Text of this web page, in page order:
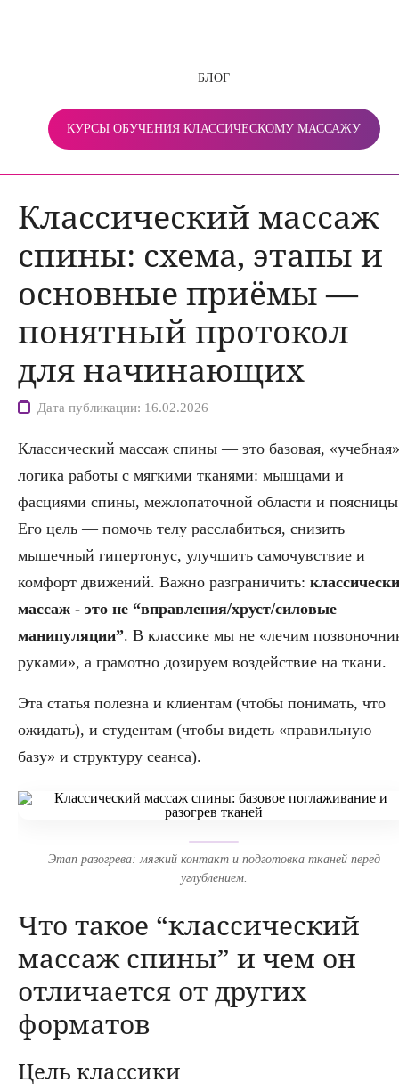
БЛОГ
КУРСЫ ОБУЧЕНИЯ КЛАССИЧЕСКОМУ МАССАЖУ
Классический массаж
спины: схема, этапы и
основные приёмы —
понятный протокол
для начинающих
Дата публикации: 16.02.2026
Классический массаж спины — это базовая, «учебная»
логика работы с мягкими тканями: мышцами и
фасциями спины, межлопаточной области и
Его цель — помочь телу расслабиться, снизить
мышечный гипертонус, улучшить самочувствие и
комфорт движений. Важно разграничить:
массаж - это не “вправления/хруст/силовые
манипуляции”. В классике мы не «лечим
руками», а грамотно дозируем воздействие на ткани.
Эта статья полезна и клиентам (чтобы понимать, что
ожидать), и студентам (чтобы видеть «правильную
базу» и структуру сеанса).
Этап разогрева: мягкий контакт и подготовка тканей перед
углублением.
Что такое “классический
массаж спины” и чем он
отличается от других
форматов
Цель классики